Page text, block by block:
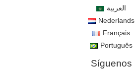
العربية
Nederlands
Français
Português
Síguenos